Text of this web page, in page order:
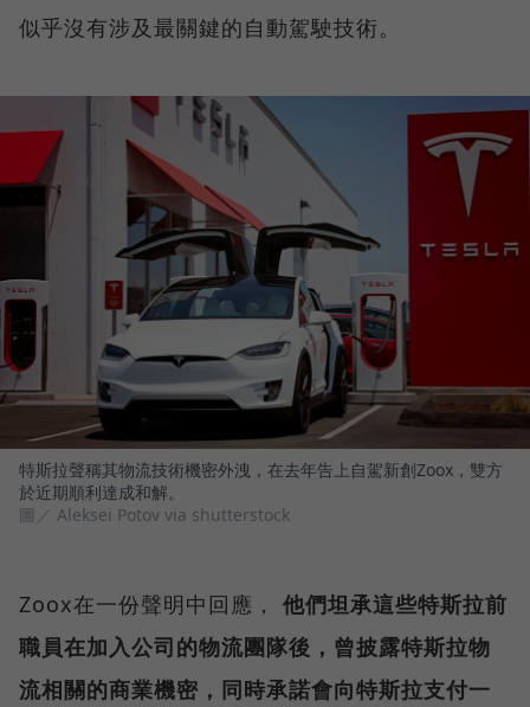
似乎沒有涉及最關鍵的自動駕駛技術。
特斯拉聲稱其物流技術機密外洩，在去年告上自駕新創Zoox，雙方
於近期順利達成和解。
圖／ Aleksei Potov via shutterstock
Zoox在一份聲明中回應， 他們坦承這些特斯拉前
職員在加入公司的物流團隊後，曾披露特斯拉物
流相關的商業機密，同時承諾會向特斯拉支付一